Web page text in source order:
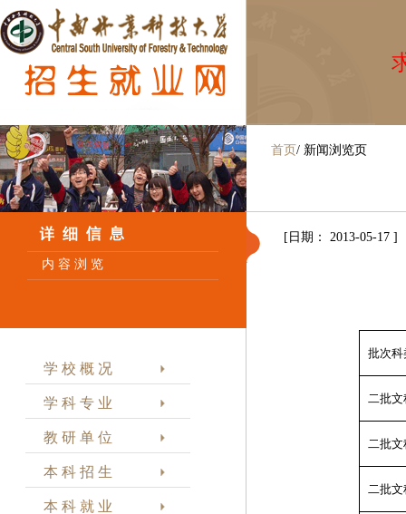
内 容 浏 览
学 校 概 况
学 科 专 业
教 研 单 位
本 科 招 生
本 科 就 业
首页 / 新闻浏览页
[日期： 2013-05-17 ]
批次科
二批文
二批文
二批文